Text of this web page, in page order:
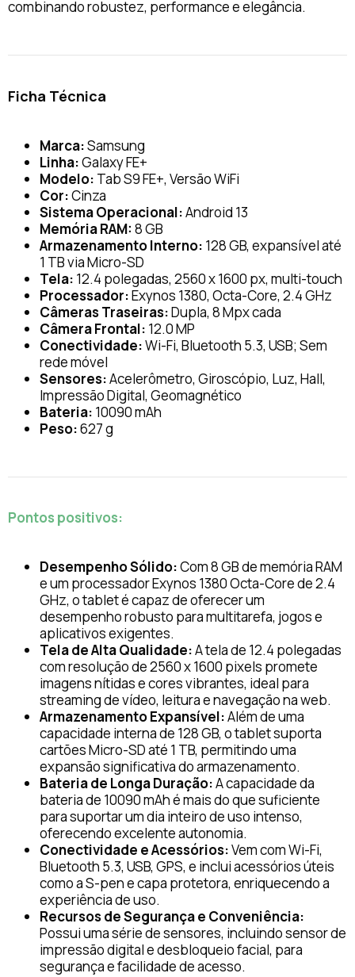
combinando robustez, performance e elegância.
Ficha Técnica
Marca:Samsung
Linha:Galaxy FE+
Modelo: Tab S9 FE+, Versão WiFi
Cor:Cinza
Sistema Operacional:Android 13
Memória RAM: 8 GB
Armazenamento Interno: 128 GB, expansível até
1 TB via Micro-SD
Tela: 12.4 polegadas, 2560 x 1600 px, multi-touch
Processador:Exynos 1380, Octa-Core, 2.4 GHz
Câmeras Traseiras:Dupla, 8 Mpx cada
Câmera Frontal: 12.0 MP
Conectividade:Wi-Fi, Bluetooth 5.3, USB; Sem
rede móvel
Sensores:Acelerômetro, Giroscópio, Luz, Hall,
Impressão Digital, Geomagnético
Bateria: 10090 mAh
Peso:627 g
Pontos positivos:
Desempenho Sólido:Com 8 GB de memória RAM
e um processador Exynos 1380 Octa-Core de 2.4
GHz, o tablet é capaz de oferecer um
desempenho robusto para multitarefa, jogos e
aplicativos exigentes.
Tela de Alta Qualidade:A tela de 12.4 polegadas
com resolução de 2560 x 1600 pixels promete
imagens nítidas e cores vibrantes, ideal para
streaming de vídeo, leitura e navegação na web.
Armazenamento Expansível:Além de uma
capacidade interna de 128 GB, o tablet suporta
cartões Micro-SD até 1 TB, permitindo uma
expansão significativa do armazenamento.
Bateria de Longa Duração:A capacidade da
bateria de 10090 mAh é mais do que suficiente
para suportar um dia inteiro de uso intenso,
oferecendo excelente autonomia.
Conectividade e Acessórios:Vem com Wi-Fi,
Bluetooth 5.3, USB, GPS, e inclui acessórios úteis
como a S-pen e capa protetora, enriquecendo a
experiência de uso.
Recursos de Segurança e Conveniência:
Possui uma série de sensores, incluindo sensor de
impressão digital e desbloqueio facial, para
segurança e facilidade de acesso.